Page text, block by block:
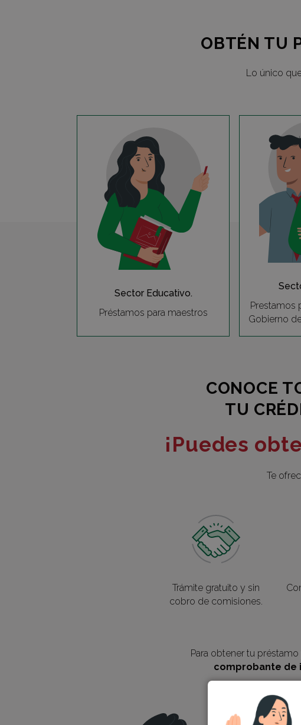
OBTÉN TU
Lo único
Sector Educativo.
Préstamos para maestros
Prestamos
Gobierno
CONOCE
TU
¡Puedes
Te
Trámite gratuito y sin
cobro de comisiones.
Para obtener tu
comprobante de